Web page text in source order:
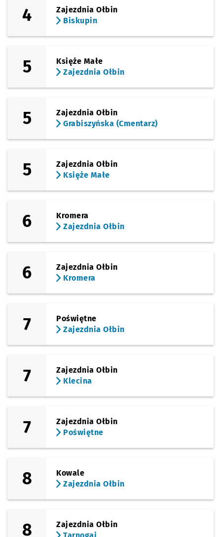
4
Zajezdnia Ołbin
Biskupin
5
Księże Małe
Zajezdnia Ołbin
5
Zajezdnia Ołbin
Grabiszyńska (Cmentarz)
5
Zajezdnia Ołbin
Księże Małe
6
Kromera
Zajezdnia Ołbin
6
Zajezdnia Ołbin
Kromera
7
Poświętne
Zajezdnia Ołbin
7
Zajezdnia Ołbin
Klecina
7
Zajezdnia Ołbin
Poświętne
8
Kowale
Zajezdnia Ołbin
8
Zajezdnia Ołbin